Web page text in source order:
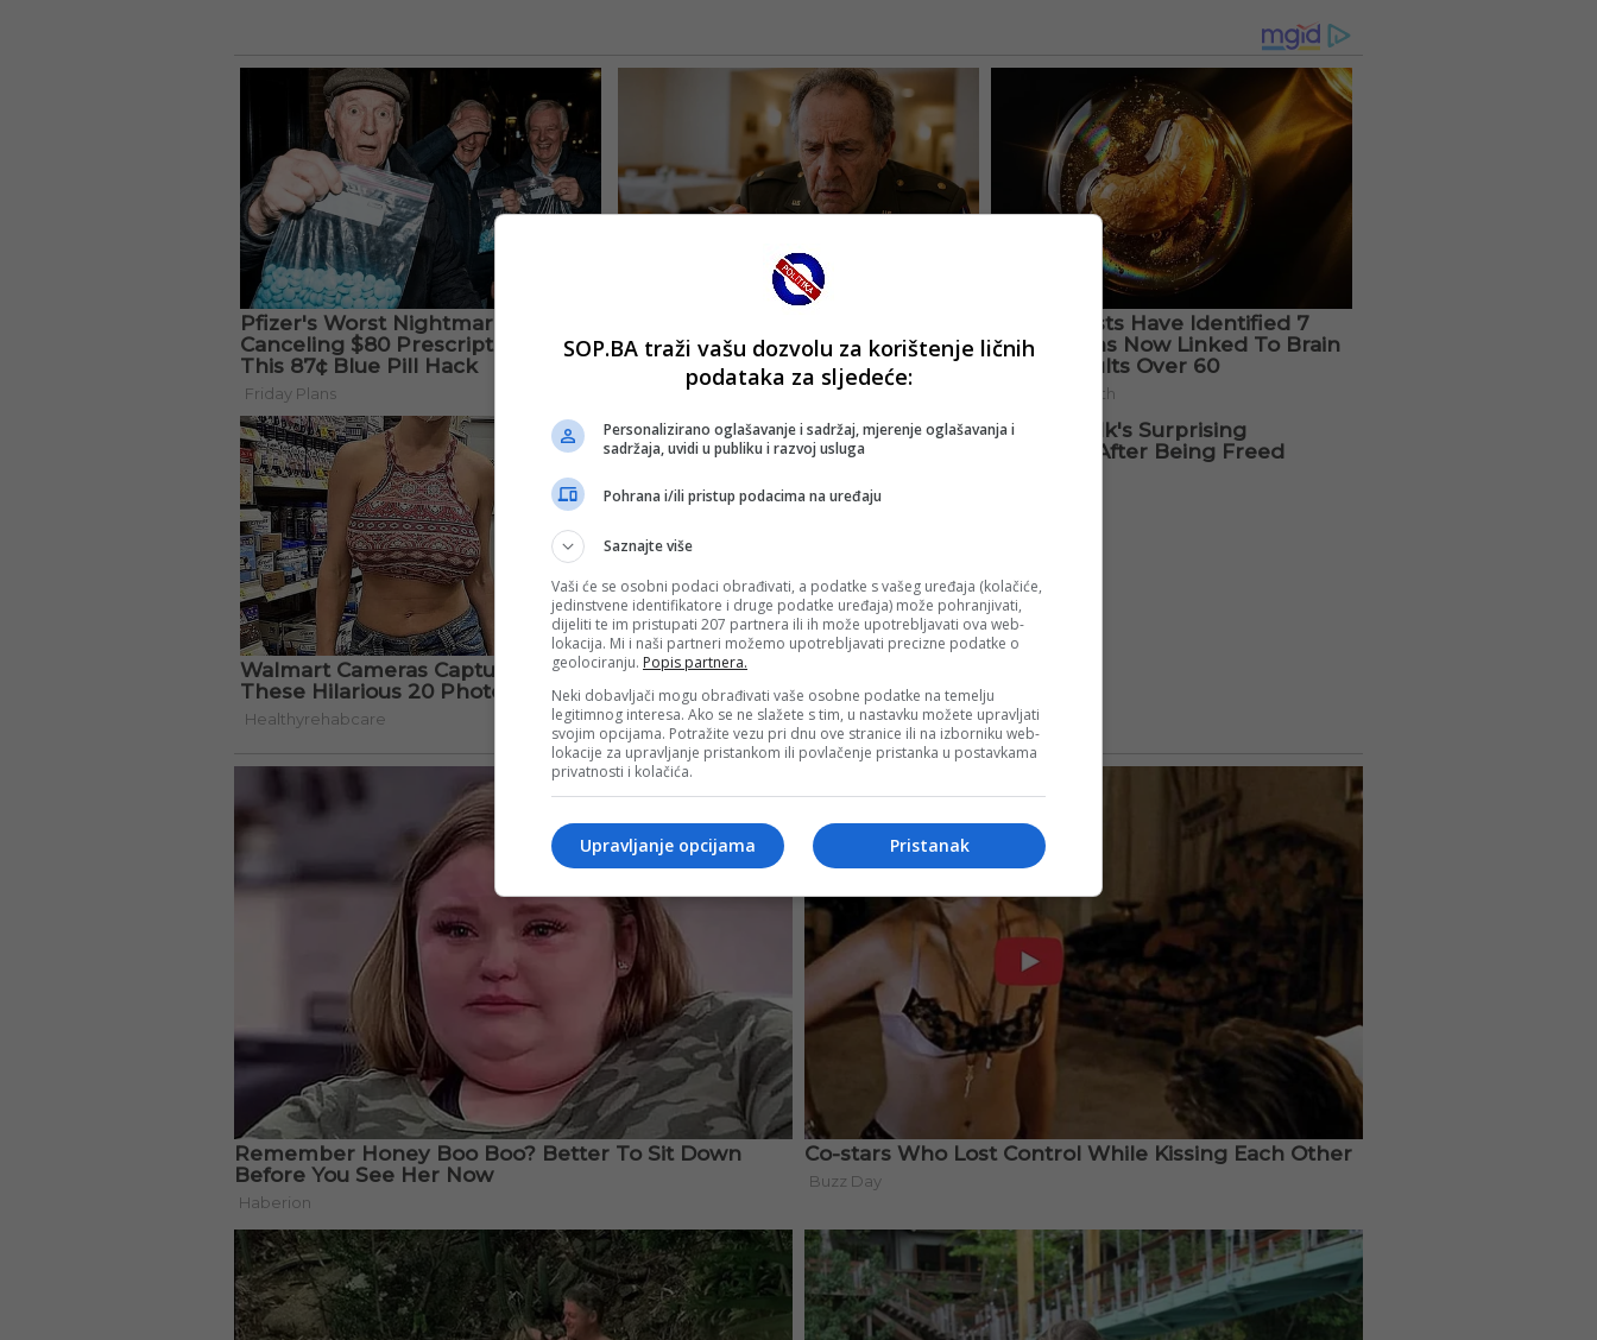
SOP.BA traži vašu dozvolu za korištenje ličnih
podataka za sljedeće:
Personalizirano oglašavanje i sadržaj, mjerenje oglašavanja i
sadržaja, uvidi u publiku i razvoj usluga
Pohrana i/ili pristup podacima na uređaju
Saznajte više
Vaši će se osobni podaci obrađivati, a podatke s vašeg uređaja (kolačiće,
jedinstvene identifikatore i druge podatke uređaja) može pohranjivati,
dijeliti te im pristupati 207 partnera ili ih može upotrebljavati ova web-
lokacija. Mi i naši partneri možemo upotrebljavati precizne podatke o
geolociranju. Popis partnera.
Neki dobavljači mogu obrađivati vaše osobne podatke na temelju
legitimnog interesa. Ako se ne slažete s tim, u nastavku možete upravljati
svojim opcijama. Potražite vezu pri dnu ove stranice ili na izborniku web-
lokacije za upravljanje pristankom ili povlačenje pristanka u postavkama
privatnosti i kolačića.
Pristanak
Upravljanje opcijama